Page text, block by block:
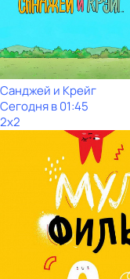
Санджей и Крейг
Сегодня в 01:45
2x2